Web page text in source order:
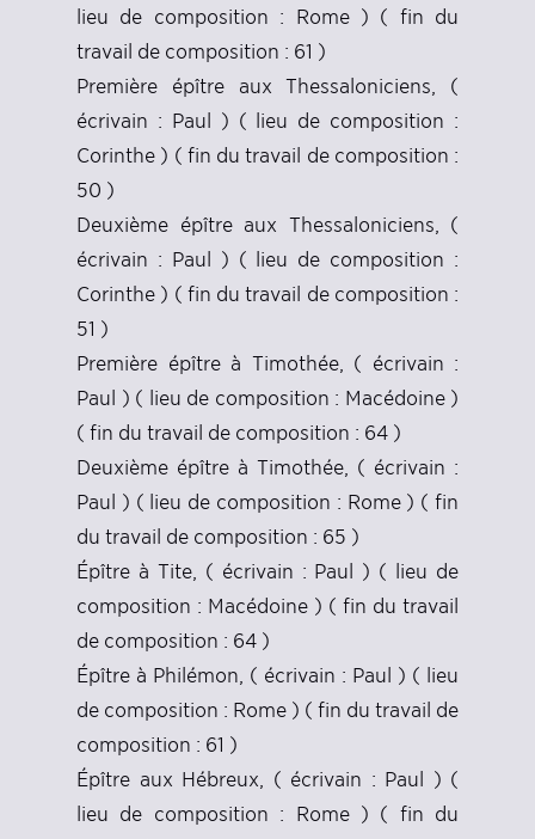
lieu de composition : Rome ) ( fin du
travail de composition : 61 )
Première épître aux Thessaloniciens, (
écrivain : Paul ) ( lieu de composition :
Corinthe ) ( fin du travail de composition :
50 )
Deuxième épître aux Thessaloniciens, (
écrivain : Paul ) ( lieu de composition :
Corinthe ) ( fin du travail de composition :
51 )
Première épître à Timothée, ( écrivain :
Paul ) ( lieu de composition : Macédoine )
( fin du travail de composition : 64 )
Deuxième épître à Timothée, ( écrivain :
Paul ) ( lieu de composition : Rome ) ( fin
du travail de composition : 65 )
Épître à Tite, ( écrivain : Paul ) ( lieu de
composition : Macédoine ) ( fin du travail
de composition : 64 )
Épître à Philémon, ( écrivain : Paul ) ( lieu
de composition : Rome ) ( fin du travail de
composition : 61 )
Épître aux Hébreux, ( écrivain : Paul ) (
lieu de composition : Rome ) ( fin du